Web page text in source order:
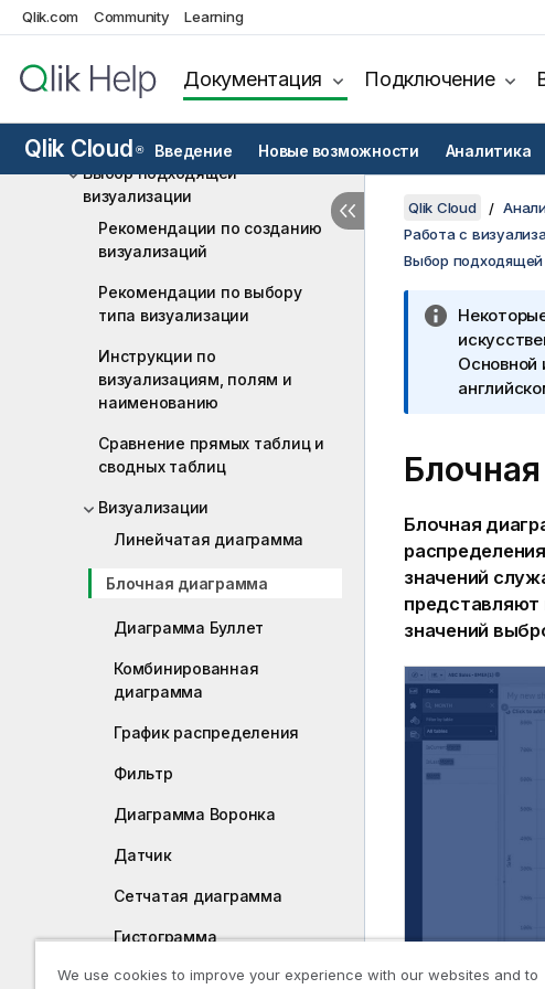
Qlik.com Community Learning
Документация Подключение
Qlik Cloud ® Введение Новые возможности Аналитика
Создание визуализаций с
«Наблюдения»
визуализациями
Выбор подходящей
визуализации
Рекомендации по созданию
визуализаций
Рекомендации по выбору
типа визуализации
Инструкции по
визуализациям, полям и
наименованию
Сравнение прямых таблиц и
сводных таблиц
Визуализации
Линейчатая диаграмма
Блочная диаграмма
Диаграмма Буллет
Комбинированная
диаграмма
График распределения
Фильтр
Диаграмма Воронка
Датчик
Сетчатая диаграмма
Гистограмма
Ключевой показатель
Qlik Cloud
Работа с
Выбор подходящей
Основной
Блочная
значений
представляют
значений
We use cookies to improve your experience with our websites and to